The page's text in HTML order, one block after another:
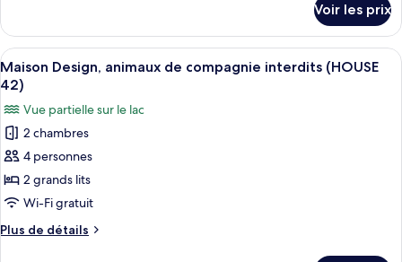
animaux
de
compagnie
interdits
(HOUSE
40)
le
type
de
chambre
Maison
Design,
animaux
de
compagnie
interdits
40)
Voir les prix
Afficher
toutes
les
photos
pour
ce
type
de
chambre :
Maison
Une chambre à coucher avec un lit,
7
Maison Design, animaux de compagnie interdits (HOUSE
42)
Vue partielle sur le lac
2 chambres
4 personnes
2 grands lits
Wi-Fi gratuit
Plus de détails
Plus